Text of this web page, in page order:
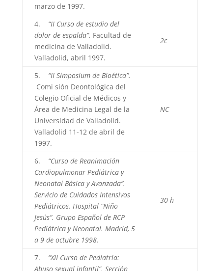
marzo de 1997.
4. “II Curso de estudio del
dolor de espalda”. Facultad de
medicina de Valladolid.
Valladolid, abril 1997.
2c
5. “II Simposium de Bioética”.
Comi sión Deontológica del
Colegio Oficial de Médicos y
Área de Medicina Legal de la
Universidad de Valladolid.
Valladolid 11-12 de abril de
1997.
NC
6. “Curso de Reanimación
Cardiopulmonar Pediátrica y
Neonatal Básica y Avanzada”.
Servicio de Cuidados Intensivos
Pediátricos. Hospital “Niño
Jesús”. Grupo Español de RCP
Pediátrica y Neonatal. Madrid, 5
a 9 de octubre 1998.
30 h
7. “XII Curso de Pediatría:
Abuso sexual infantil”. Sección